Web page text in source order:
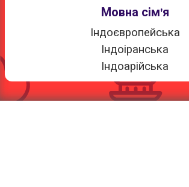
Мовна сім'я
Індоєвропейська
Індоіранська
Індоарійська